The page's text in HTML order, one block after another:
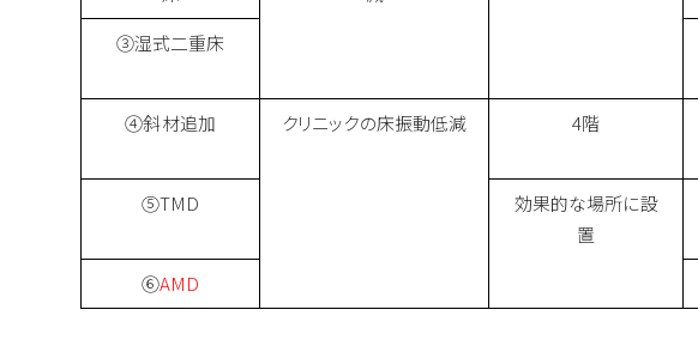
③湿式二重床
④斜材追加
クリニックの床振動低減 4階
⑤TMD
効果的な場所に設
置
⑥AMD